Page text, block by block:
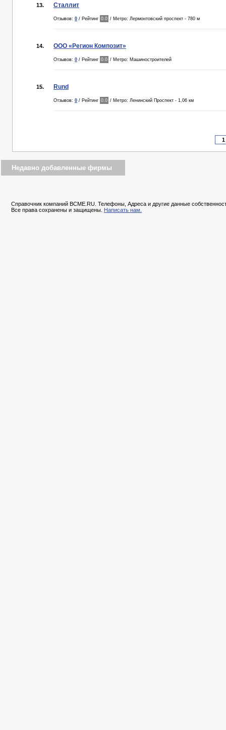
13. Сталлит
Отзывов: 0 / Рейтинг 0.0 / Метро: Лермонтовский проспект - 780 м
14. ООО «Регион Композит»
Отзывов: 0 / Рейтинг 0.0 / Метро: Машиностроителей
15. Rund
Отзывов: 0 / Рейтинг 0.0 / Метро: Ленинский Проспект - 1,06 км
Недавно добавленные фирмы
Справочник компаний BCME.RU. Телефоны, Адреса и другие данные
Все права сохранены и защищены. Написать нам.